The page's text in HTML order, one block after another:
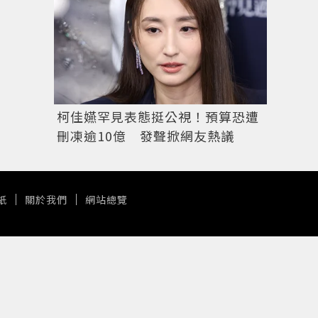
柯佳嬿罕見表態挺公視！預算恐遭
刪凍逾10億 發聲掀網友熱議
關於我們 網站總覽